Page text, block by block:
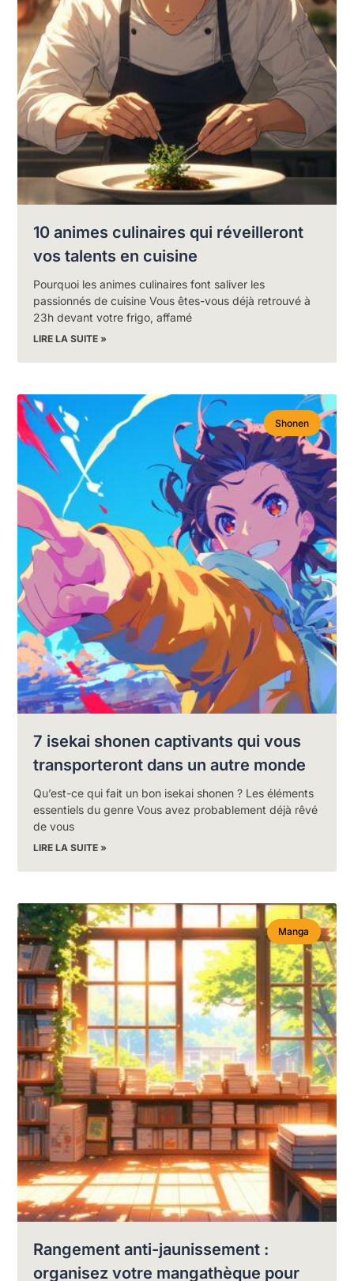
10 animes culinaires qui réveilleront
vos talents en cuisine
Pourquoi les animes culinaires font saliver les
passionnés de cuisine Vous êtes-vous déjà retrouvé à
23h devant votre frigo, affamé
LIRE LA SUITE »
Shonen
7 isekai shonen captivants qui vous
transporteront dans un autre monde
Qu’est-ce qui fait un bon isekai shonen ? Les éléments
essentiels du genre Vous avez probablement déjà rêvé
de vous
LIRE LA SUITE »
Manga
Rangement anti-jaunissement :
organisez votre mangathèque pour